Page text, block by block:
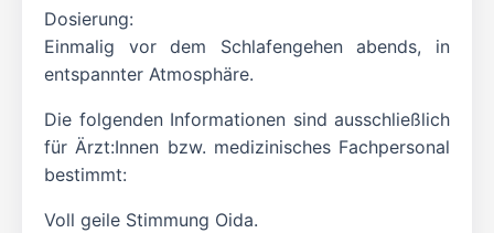
Dosierung:
Einmalig vor dem Schlafengehen abends, in
entspannter Atmosphäre.
Die folgenden Informationen sind ausschließlich
für Ärzt:Innen bzw. medizinisches Fachpersonal
bestimmt:
Voll geile Stimmung Oida.